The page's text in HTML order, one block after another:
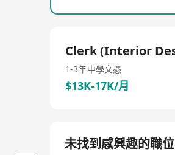
Clerk (Interior
1-3年中學文憑
$13K-17K/月
未找到感興趣的職